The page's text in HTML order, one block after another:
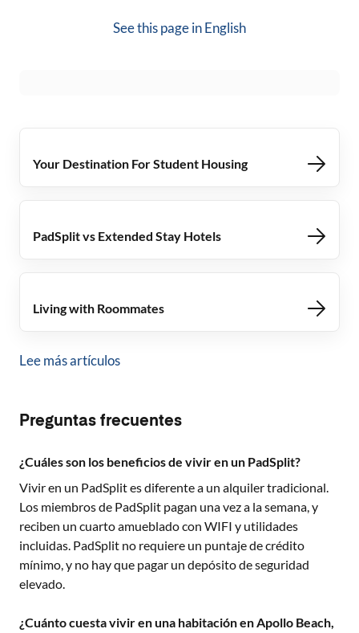
See this page inEnglish
Your Destination For Student Housing
PadSplit vs Extended Stay Hotels
Living with Roommates
Lee más artículos
Preguntas frecuentes
¿Cuáles son los beneficios de vivir en un PadSplit?
Vivir en un PadSplit es diferente a un alquiler tradicional.
Los miembros de PadSplit pagan una vez a la semana, y
reciben un cuarto amueblado con WIFI y utilidades
incluidas. PadSplit no requiere un puntaje de crédito
mínimo, y no hay que pagar un depósito de seguridad
elevado.
¿Cuánto cuesta vivir en una habitación en Apollo Beach,